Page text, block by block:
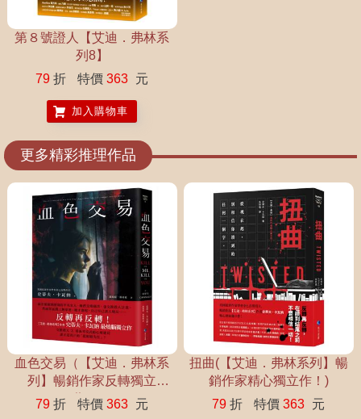
第８號證人【艾迪．弗林系
列8】
79 折 特價 363 元
加入購物車
更多精彩推理作品
血色交易（【艾迪．弗林系
列】暢銷作家反轉獨立
作！）
79 折 特價 363 元
扭曲(【艾迪．弗林系列】暢
銷作家精心獨立作！)
79 折 特價 363 元